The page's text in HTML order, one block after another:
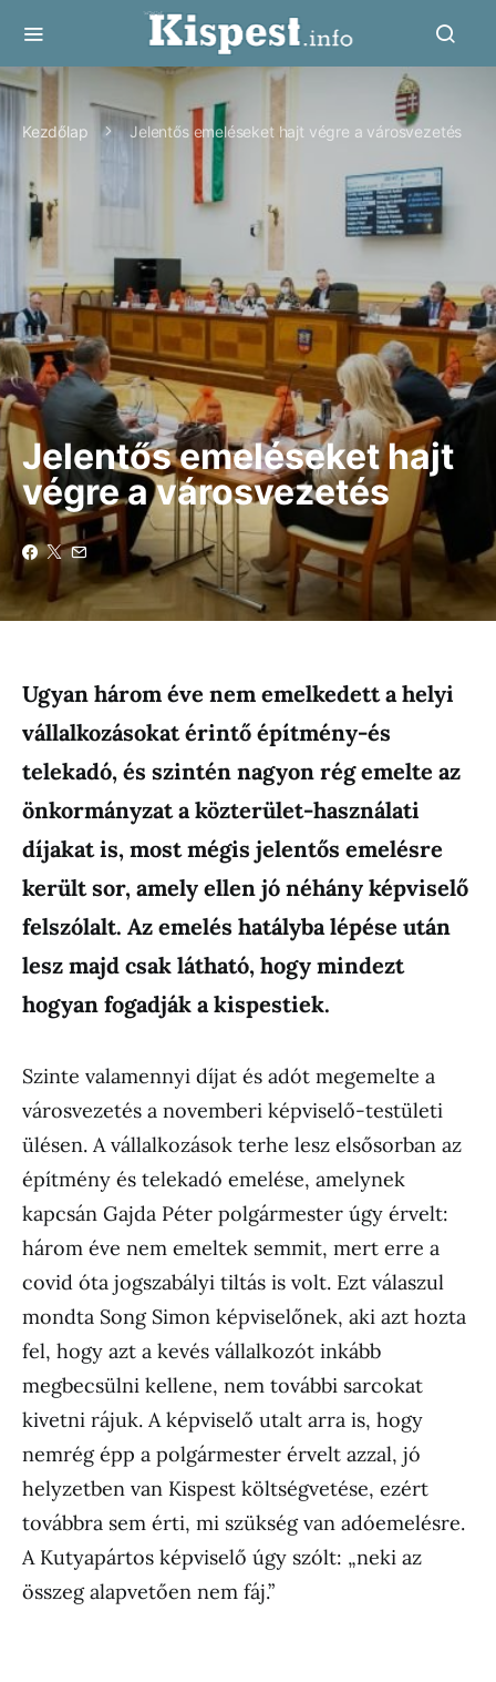
Kezdőlap Jelentős emeléseket hajt végre a városvezetés
Jelentős emeléseket hajt
végre a városvezetés
Ugyan három éve nem emelkedett a helyi
vállalkozásokat érintő építmény-és
telekadó, és szintén nagyon rég emelte az
önkormányzat a közterület-használati
díjakat is, most mégis jelentős emelésre
került sor, amely ellen jó néhány képviselő
felszólalt. Az emelés hatályba lépése után
lesz majd csak látható, hogy mindezt
hogyan fogadják a kispestiek.
Szinte valamennyi díjat és adót megemelte a
városvezetés a novemberi képviselő-testületi
ülésen. A vállalkozások terhe lesz elsősorban az
építmény és telekadó emelése, amelynek
kapcsán Gajda Péter polgármester úgy érvelt:
három éve nem emeltek semmit, mert erre a
covid óta jogszabályi tiltás is volt. Ezt válaszul
mondta Song Simon képviselőnek, aki azt hozta
fel, hogy azt a kevés vállalkozót inkább
megbecsülni kellene, nem további sarcokat
kivetni rájuk. A képviselő utalt arra is, hogy
nemrég épp a polgármester érvelt azzal, jó
helyzetben van Kispest költségvetése, ezért
továbbra sem érti, mi szükség van adóemelésre.
A Kutyapártos képviselő úgy szólt: „neki az
összeg alapvetően nem fáj.”